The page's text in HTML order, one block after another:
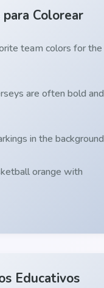
para Colorear
team colors for the
are often bold and
in the background
orange with
Educativos